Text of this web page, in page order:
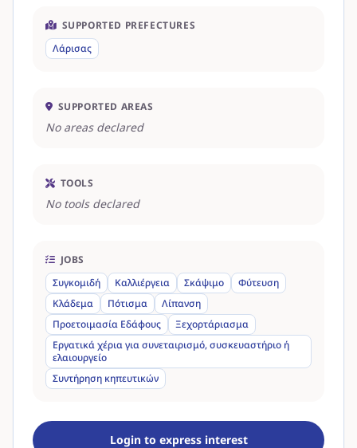
SUPPORTED PREFECTURES
Λάρισας
SUPPORTED AREAS
No areas declared
TOOLS
No tools declared
JOBS
Συγκομιδή
Καλλιέργεια Σκάψιμο
Φύτευση
Κλάδεμα
Πότισμα
Λίπανση
Προετοιμασία Εδάφους
Ξεχορτάριασμα
Εργατικά χέρια για συνεταιρισμό, συσκευαστήριο ή
ελαιουργείο
Συντήρηση κηπευτικών
Login to express interest